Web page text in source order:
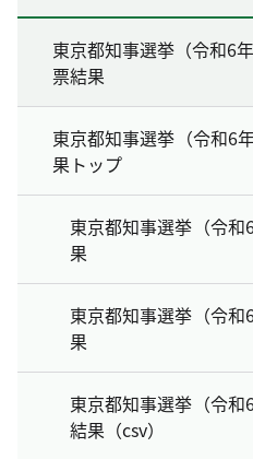
東京都知事選挙（令和6
票結果
東京都知事選挙（令和6
果トップ
東京都知事選挙（令
果
東京都知事選挙（令
果
東京都知事選挙（令
結果（csv）